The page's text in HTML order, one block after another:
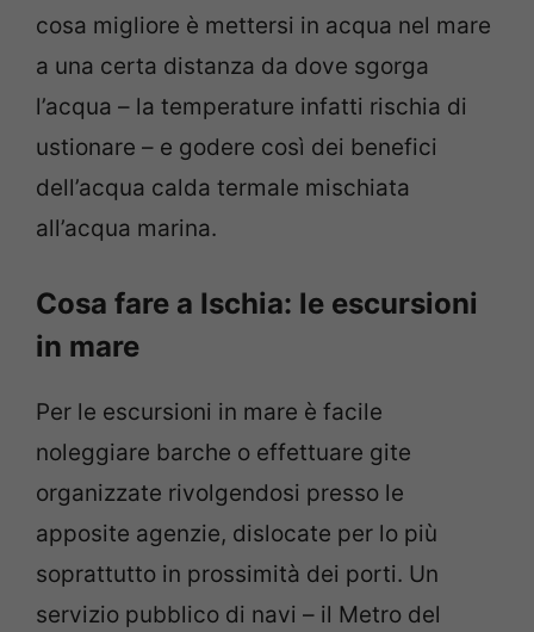
cosa migliore è mettersi in acqua nel mare
a una certa distanza da dove sgorga
l’acqua – la temperature infatti rischia di
ustionare – e godere così dei benefici
dell’acqua calda termale mischiata
all’acqua marina.
Cosa fare a Ischia: le escursioni
in mare
Per le escursioni in mare è facile
noleggiare barche o effettuare gite
organizzate rivolgendosi presso le
apposite agenzie, dislocate per lo più
soprattutto in prossimità dei porti. Un
servizio pubblico di navi – il Metro del